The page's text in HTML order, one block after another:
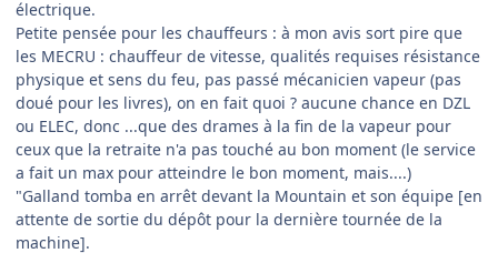
électrique.
Petite pensée pour les chauffeurs : à mon avis sort pire que
les MECRU : chauffeur de vitesse, qualités requises résistance
physique et sens du feu, pas passé mécanicien vapeur (pas
doué pour les livres), on en fait quoi ? aucune chance en DZL
ou ELEC, donc ...que des drames à la fin de la vapeur pour
ceux que la retraite n'a pas touché au bon moment (le service
a fait un max pour atteindre le bon moment, mais....)
"Galland tomba en arrêt devant la Mountain et son équipe [en
attente de sortie du dépôt pour la dernière tournée de la
machine].